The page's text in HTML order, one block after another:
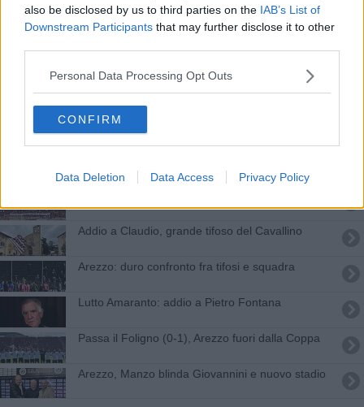
also be disclosed by us to third parties on the IAB’s List of
Downstream Participants that may further disclose it to other
Personal Data Processing Opt Outs
CONFIRM
Data Deletion Data Access Privacy Policy
L'Arezzo si presenta, Mariotti: "Contano i fatti"
Anche Orgoglio Amaranto fa un mercatino di
Coloriamo il Comunale con bandiere del Cavallino
Addio a Claudio, grande tifoso del Cavallino
Arezzo: duro confronto fra tifosi e squadra
Lutto Amaranto: addio a Pietro Fontana
Passa il Foligno (0-1), Arezzo fuori dalla Coppa
Arezzo, Manzo blinda Giovannini e nuovo stadio